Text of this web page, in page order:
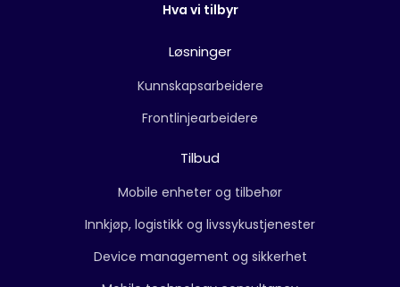
Hva vi tilbyr
Løsninger
Kunnskapsarbeidere
Frontlinjearbeidere
Tilbud
Mobile enheter og tilbehør
Innkjøp, logistikk og livssykustjenester
Device management og sikkerhet